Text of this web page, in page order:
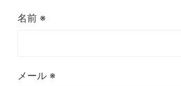
名前 ※
メール ※